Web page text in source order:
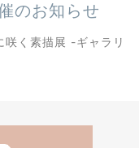
のお知らせ
く素描展 -ギャラリ